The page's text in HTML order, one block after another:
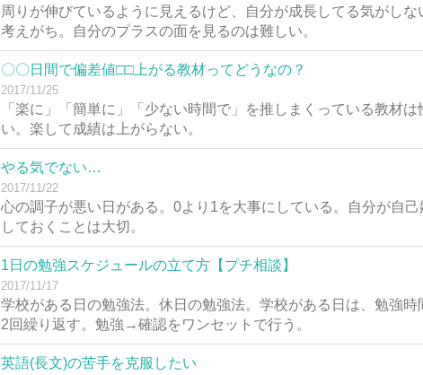
周りが伸びているように見えるけど、自分が成長してる気がし
考えがち。自分のプラスの面を見るのは難しい。
〇〇日間で偏差値□□上がる教材ってどうなの？
2017/11/25
「楽に」「簡単に」「少ない時間で」を推しまくっている教材
い。楽して成績は上がらない。
やる気でない…
2017/11/22
心の調子が悪い日がある。0より1を大事にしている。自分が自
しておくことは大切。
1日の勉強スケジュールの立て方【プチ相談】
2017/11/17
学校がある日の勉強法。休日の勉強法。学校がある日は、勉強
2回繰り返す。勉強→確認をワンセットで行う。
英語(長文)の苦手を克服したい